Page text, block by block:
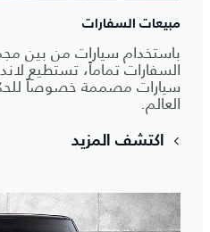
مبيعات السفارات
باستخدام سيارات من بين
السفارات تماماً، تستطيع
سيارات مصممة خصوصاً
العالم.
اكتشف المزيد